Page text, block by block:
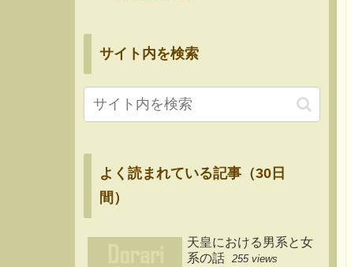
サイト内を検索
よく読まれている記事（30日
間）
天皇における男系と女
系の話 255 views